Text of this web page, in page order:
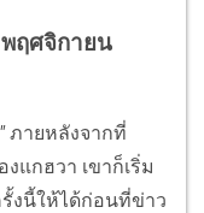
ฤศจิกายน
ภายหลังจากที่
แกฮวา เขาก็เริ่ม
งนี้ให้ได้ก่อนที่ข่าว